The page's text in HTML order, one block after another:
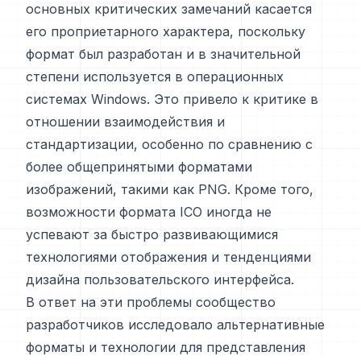
основных критических замечаний касается
его проприетарного характера, поскольку
формат был разработан и в значительной
степени используется в операционных
системах Windows. Это привело к критике в
отношении взаимодействия и
стандартизации, особенно по сравнению с
более общепринятыми форматами
изображений, такими как PNG. Кроме того,
возможности формата ICO иногда не
успевают за быстро развивающимися
технологиями отображения и тенденциями
дизайна пользовательского интерфейса.
В ответ на эти проблемы сообщество
разработчиков исследовало альтернативные
форматы и технологии для представления